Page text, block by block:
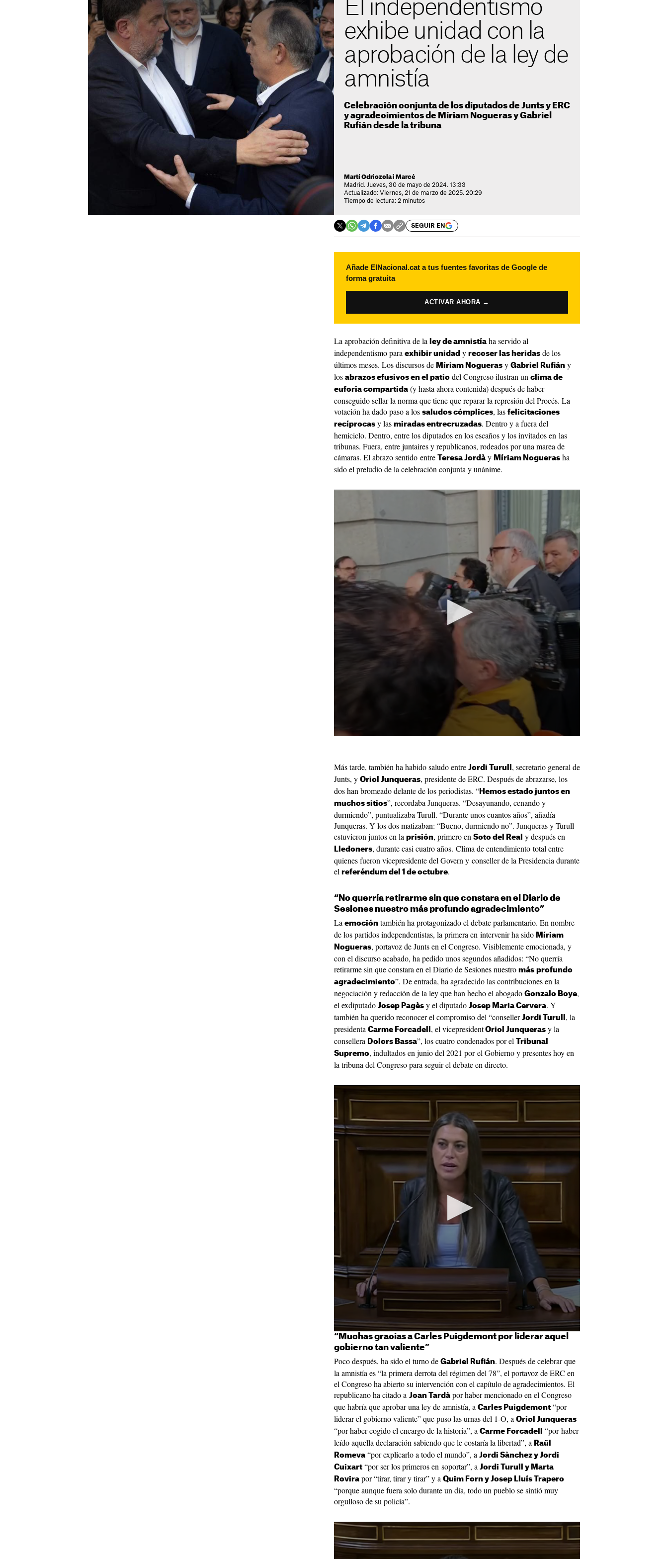
El independentismo
exhibe unidad con la
aprobación de la ley de
amnistía
Celebración conjunta de los diputados de Junts y ERC
y agradecimientos de Míriam Nogueras y Gabriel
Rufián desde la tribuna
Martí Odriozola i Marcé
Madrid. Jueves, 30 de mayo de 2024. 13:33
Actualizado: Viernes, 21 de marzo de 2025. 20:29
Tiempo de lectura: 2 minutos
SEGUIR EN
Añade ElNacional.cat a tus fuentes favoritas de Google de
forma gratuita
ACTIVAR AHORA →
La aprobación definitiva de la ley de amnistía ha servido al
independentismo para exhibir unidad y recoser las heridas de los
últimos meses. Los discursos de Míriam Nogueras y Gabriel Rufián y
los abrazos efusivos en el patio del Congreso ilustran un clima de
euforia compartida (y hasta ahora contenida) después de haber
conseguido sellar la norma que tiene que reparar la represión del Procés. La
votación ha dado paso a los saludos cómplices, las felicitaciones
recíprocas y las miradas entrecruzadas. Dentro y a fuera del
hemiciclo. Dentro, entre los diputados en los escaños y los invitados en las
tribunas. Fuera, entre juntaires y republicanos, rodeados por una marea de
cámaras. El abrazo sentido entre
Teresa Jordà y Míriam Nogueras ha
sido el preludio de la celebración conjunta y unánime.
Más tarde, también ha habido saludo entre Jordi Turull , secretario general de
Junts, y Oriol Junqueras, presidente de ERC. Después de abrazarse, los
dos han bromeado delante de los periodistas. “ Hemos estado juntos en
muchos sitios”, recordaba Junqueras. “Desayunando, cenando y
durmiendo”, puntualizaba Turull. “Durante unos cuantos años”, añadía
Junqueras. Y los dos matizaban: “Bueno, durmiendo no”. Junqueras y Turull
estuvieron juntos en la prisión, primero en Soto del Real y después en
Lledoners, durante casi cuatro años. Clima de entendimiento total entre
quienes fueron vicepresidente del Govern y conseller de la Presidencia durante
el referéndum del 1 de octubre.
“No querría retirarme sin que constara en el Diario de
Sesiones nuestro más profundo agradecimiento”
La emoción también ha protagonizado el debate parlamentario. En nombre
de los partidos independentistas, la primera en intervenir ha sido Míriam
Nogueras, portavoz de Junts en el Congreso. Visiblemente emocionada, y
con el discurso acabado, ha pedido unos segundos añadidos: “No querría
retirarme sin que constara en el Diario de Sesiones nuestro más profundo
agradecimiento”. De entrada, ha agradecido las contribuciones en la
negociación y redacción de la ley que han hecho el abogado Gonzalo Boye,
el exdiputado Josep Pagès y el diputado Josep Maria Cervera. Y
también ha querido reconocer el compromiso del “conseller Jordi Turull , la
presidenta Carme Forcadell , el vicepresidentOriol Junqueras y la
consellera Dolors Bassa”, los cuatro condenados por el
Tribunal
Supremo, indultados en junio del 2021 por el Gobierno y presentes hoy en
la tribuna del Congreso para seguir el debate en directo.
“Muchas gracias a Carles Puigdemont por liderar aquel
gobierno tan valiente”
Poco después, ha sido el turno de Gabriel Rufián. Después de celebrar que
la amnistía es “la primera derrota del régimen del 78”, el portavoz de ERC en
el Congreso ha abierto su intervención con el capítulo de agradecimientos. El
republicano ha citado a Joan Tardà por haber mencionado en el Congreso
que habría que aprobar una ley de amnistía, a Carles Puigdemont “por
liderar el gobierno valiente” que puso las urnas del 1-O, a Oriol Junqueras
“por haber cogido el encargo de la historia”, a Carme Forcadell
“por haber
leído aquella declaración sabiendo que le costaría la libertad”, a Raül
Romeva “por explicarlo a todo el mundo”, a Jordi Sànchez y Jordi
Cuixart “por ser los primeros en soportar”, a Jordi Turull y Marta
Rovira por “tirar, tirar y tirar” y a Quim Forn y Josep Lluís Trapero
“porque aunque fuera solo durante un día, todo un pueblo se sintió muy
orgulloso de su policía”.